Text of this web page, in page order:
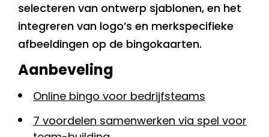
selecteren van ontwerp sjablonen, en het
integreren van logo’s en merkspecifieke
afbeeldingen op de bingokaarten.
Aanbeveling
Online bingo voor bedrijfsteams
7 voordelen samenwerken via spel voor